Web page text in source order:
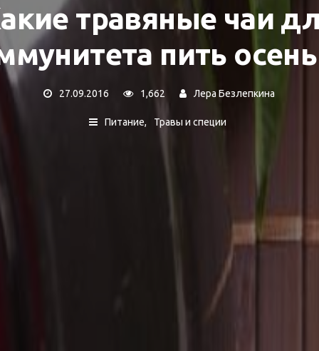
травяные чаи
пить
27.09.2016 1,662 Лера Безлепкина
Питание Травы и специи